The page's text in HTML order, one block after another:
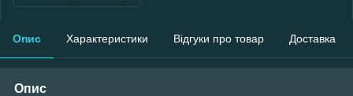
Опис Характеристики Відгуки про товар Доставка
Опис